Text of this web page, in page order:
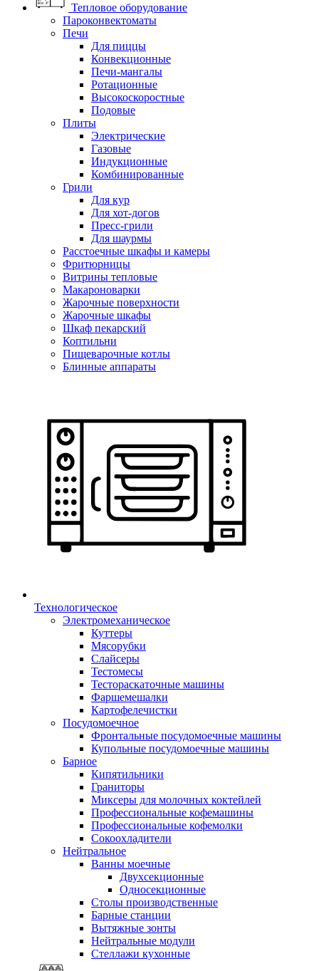
Тепловое оборудование
Пароконвектоматы
Печи
Для пиццы
Конвекционные
Печи-мангалы
Ротационные
Высокоскоростные
Подовые
Плиты
Электрические
Газовые
Индукционные
Комбинированные
Грили
Для кур
Для хот-догов
Пресс-грили
Для шаурмы
Расстоечные шкафы и камеры
Фритюрницы
Витрины тепловые
Макароноварки
Жарочные поверхности
Жарочные шкафы
Шкаф пекарский
Коптильни
Пищеварочные котлы
Блинные аппараты
Технологическое
Электромеханическое
Куттеры
Мясорубки
Слайсеры
Тестомесы
Тестораскаточные машины
Фаршемешалки
Картофелечистки
Посудомоечное
Фронтальные посудомоечные машины
Купольные посудомоечные машины
Барное
Кипятильники
Граниторы
Миксеры для молочных коктейлей
Профессиональные кофемашины
Профессиональные кофемолки
Сокоохладители
Нейтральное
Ванны моечные
Двухсекционные
Односекционные
Столы производственные
Барные станции
Вытяжные зонты
Нейтральные модули
Стеллажи кухонные